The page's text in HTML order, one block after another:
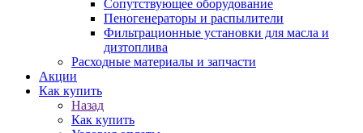
Сопутствующее оборудование
Пеногенераторы и распылители
Фильтрационные установки для масла и
дизтоплива
Расходные материалы и запчасти
Акции
Как купить
Назад
Как купить